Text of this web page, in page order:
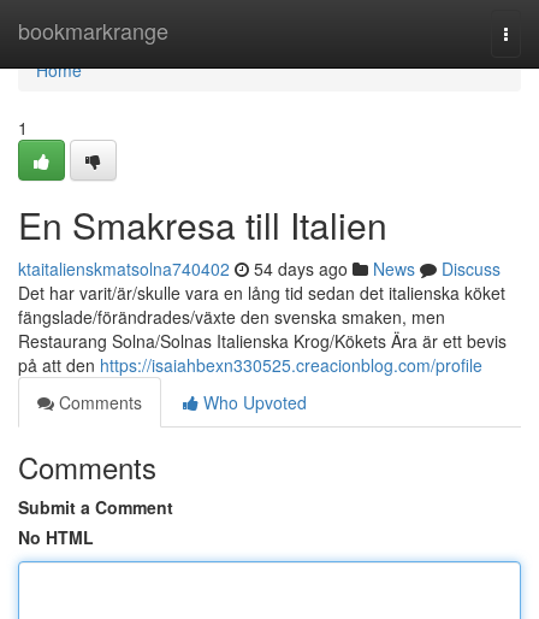
bookmarkrange
Home
Home
1
En Smakresa till Italien
ktaitalienskmatsolna740402 54 days ago News
Discuss
Det har varit/är/skulle vara en lång tid sedan det italienska köket
fängslade/förändrades/växte den svenska smaken, men
Restaurang Solna/Solnas Italienska Krog/Kökets Ära är ett bevis
på att den https://isaiahbexn330525.creacionblog.com/profile
Comments
Who Upvoted
Comments
Submit a Comment
No HTML